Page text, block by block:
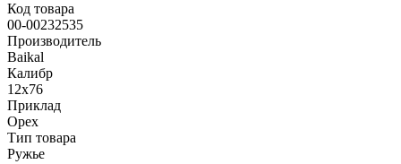
Код товара
00-00232535
Производитель
Baikal
Калибр
12х76
Приклад
Орех
Тип товара
Ружье